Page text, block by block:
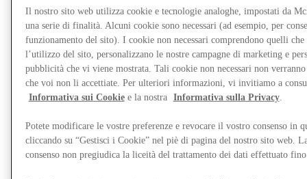
Il nostro sito web utilizza cookie e tecnologie analoghe, impostati da
una serie di finalità. Alcuni cookie sono necessari (ad esempio, per
funzionamento del sito). I cookie non necessari comprendono quelli che
l’utilizzo del sito, personalizzano le nostre campagne di marketing e
pubblicità che vi viene mostrata. Tali cookie non necessari non
che voi non li accettiate. Per ulteriori informazioni, vi invitiamo a
Informativa sui Cookiee la nostra Informativa sulla Privacy.
Potete modificare le vostre preferenze e revocare il vostro consenso in
cliccando su “Gestisci i Cookie” nel piè di pagina del nostro sito web.
consenso non pregiudica la liceità del trattamento dei dati effettuato